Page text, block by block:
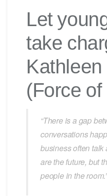
Let
take
(Force
“There is a gap
conversations
business often talk
are the future, but
people in the